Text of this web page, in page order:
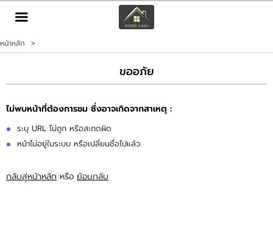
TH
เข้าสู่ระบบ สมัครสมาชิก
ทรัพย์สิน
หน้าหลัก >
ขออภัย
ไม่พบหน้าที่ต้องการชม ซึ่งอาจเกิดจากสาเหตุ :
ระบุ URL ไม่ถูก หรือสะกดผิด
หน้าไม่อยู่ในระบบ หรือเปลี่ยนชื่อไปแล้ว
กลับสู่หน้าหลัก หรือ ย้อนกลับ